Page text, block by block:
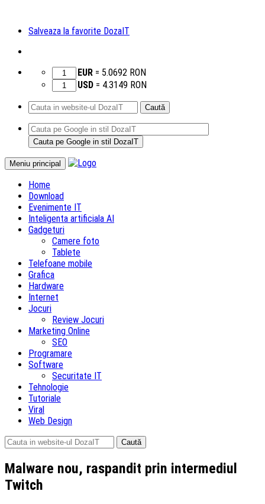
Salveaza la favorite DozaIT
EUR = 5.0692 RON
USD = 4.3149 RON
Caută
după:
Meniu principal
Sari
Home
Download
Evenimente IT
Inteligenta artificiala AI
Gadgeturi
Camere foto
Tablete
Telefoane mobile
Grafica
Hardware
Internet
Jocuri
Review Jocuri
Marketing Online
SEO
Programare
Software
Securitate IT
Tehnologie
Tutoriale
Viral
Web Design
Caută
după:
Malware nou, raspandit prin intermediul
Twitch